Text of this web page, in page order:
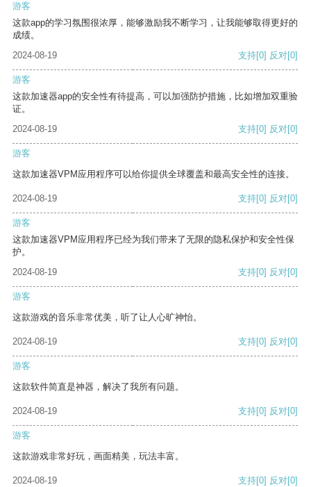
游客
这款app的学习氛围很浓厚，能够激励我不断学习，让我能够取得更好的
成绩。
2024-08-19
支持[0] 反对[0]
游客
这款加速器app的安全性有待提高，可以加强防护措施，比如增加双重验
证。
2024-08-19
支持[0] 反对[0]
游客
这款加速器VPM应用程序可以给你提供全球覆盖和最高安全性的连接。
2024-08-19 支持[0] 反对[0]
游客
这款加速器VPM应用程序已经为我们带来了无限的隐私保护和安全性保
护。
2024-08-19
支持[0] 反对[0]
游客
这款游戏的音乐非常优美，听了让人心旷神怡。
2024-08-19 支持[0] 反对[0]
游客
这款软件简直是神器，解决了我所有问题。
2024-08-19 支持[0] 反对[0]
游客
这款游戏非常好玩，画面精美，玩法丰富。
2024-08-19 支持[0] 反对[0]